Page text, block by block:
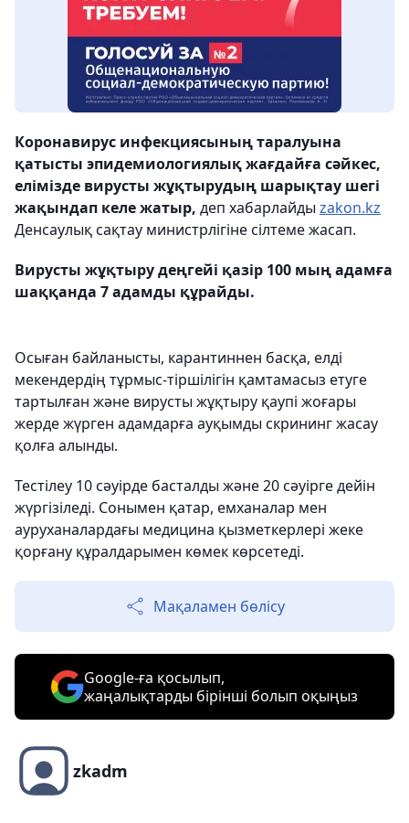
Коронавирус инфекциясының таралуына
қатысты эпидемиологиялық жағдайға сәйкес,
елімізде вирусты жұқтырудың шарықтау шегі
жақындап келе жатыр, деп хабарлайды zakon.kz
Денсаулық сақтау министрлігіне сілтеме жасап.
Вирусты жұқтыру деңгейі қазір 100 мың адамға
шаққанда 7 адамды құрайды.
Осыған байланысты, карантиннен басқа, елді
мекендердің тұрмыс-тіршілігін қамтамасыз етуге
тартылған және вирусты жұқтыру қаупі жоғары
жерде жүрген адамдарға ауқымды скрининг жасау
қолға алынды.
Тестілеу 10 сәуірде басталды және 20 сәуірге дейін
жүргізіледі. Сонымен қатар, емханалар мен
ауруханалардағы медицина қызметкерлері жеке
қорғану құралдарымен көмек көрсетеді.
Мақаламен бөлісу
Google-ға қосылып,
жаңалықтарды бірінші болып оқыңыз
zkadm